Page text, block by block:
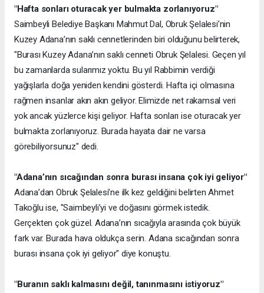
"Hafta sonları oturacak yer bulmakta zorlanıyoruz"
Saimbeyli Belediye Başkanı Mahmut Dal, Obruk Şelalesi’nin
Kuzey Adana’nın saklı cennetlerinden biri olduğunu belirterek,
"Burası Kuzey Adana’nın saklı cenneti Obruk Şelalesi. Geçen yıl
bu zamanlarda sularımız yoktu. Bu yıl Rabbimin verdiği
yağışlarla doğa yeniden kendini gösterdi. Hafta içi olmasına
rağmen insanlar akın akın geliyor. Elimizde net rakamsal veri
yok ancak yüzlerce kişi geliyor. Hafta sonları ise oturacak yer
bulmakta zorlanıyoruz. Burada hayata dair ne varsa
görebiliyorsunuz" dedi.
"Adana’nın sıcağından sonra burası insana çok iyi geliyor"
Adana’dan Obruk Şelalesi’ne ilk kez geldiğini belirten Ahmet
Takoğlu ise, "Saimbeyli’yi ve doğasını görmek istedik.
Gerçekten çok güzel. Adana’nın sıcağıyla arasında çok büyük
fark var. Burada hava oldukça serin. Adana sıcağından sonra
burası insana çok iyi geliyor" diye konuştu.
"Buranın saklı kalmasını değil, tanınmasını istiyoruz"